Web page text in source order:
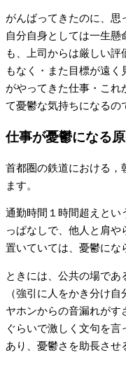
がんばってきたのに、思
自分自身としては一生懸
も、上司からは厳しい
もなく・また目標が遠
がやってきた仕事・これ
て憂鬱な気持ちになるの
仕事が憂鬱になる
首都圏の鉄道における，
ます。
通勤時間１時間超えとい
っぱなしで、他人と肩
置いていては、憂鬱にな
ときには、公共の場で
（強引に人をかき分け
ヤホンからの音漏れがす
ぐらいで激しく文句を
あり、憂鬱さを助長させ